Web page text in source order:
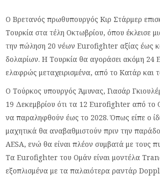
Ο Βρετανός πρωθυπουργός Κιρ Στάρμερ
Τουρκία στα τέλη Οκτωβρίου, όπου έκλεισε
την πώληση 20 νέων Eurofighter αξίας έως
δολαρίων. Η Τουρκία θα αγοράσει ακόμη 24
ελαφρώς μεταχειρισμένα, από το Κατάρ και
Ο Τούρκος υπουργός Άμυνας, Γιασάρ Γκιουλέρ
19 Δεκεμβρίου ότι τα 12 Eurofighter από το
να παραληφθούν έως το 2028. Όπως είπε ο
μαχητικά θα αναβαθμιστούν πριν την
AESA, ενώ θα είναι πλέον συμβατά με τους
Τα Eurofighter του Ομάν είναι μοντέλα
εξοπλισμένα με τα παλαιότερα ραντάρ